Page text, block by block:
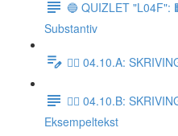
🔵 QUIZLET "L04F":
Substantiv
✍🏼 04.10.A:
✍🏼 04.10.B:
Eksempeltekst